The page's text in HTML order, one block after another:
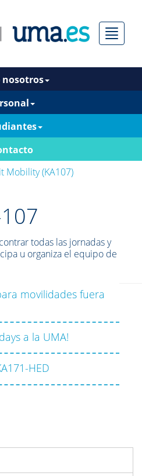
Menú
nosotros
Mobility (KA107)
todas las jornadas y
u organiza el equipo de
movilidades fuera
a la UMA!
HED